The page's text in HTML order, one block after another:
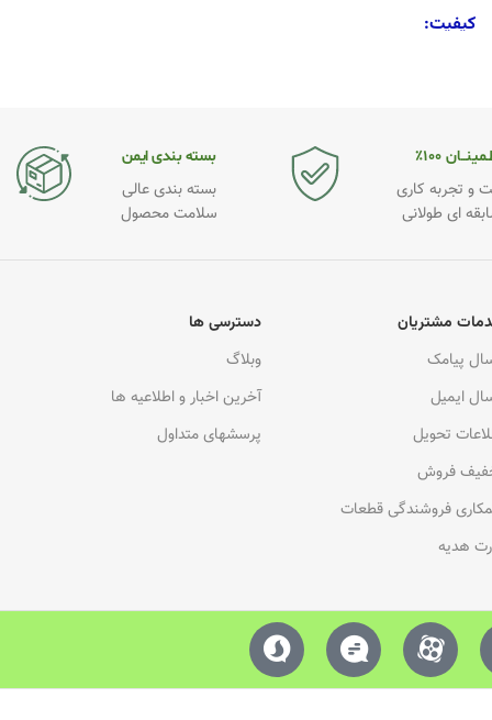
کیفیت
۱۰۰٪
و تجربه کاری
ای طولانی
بسته بندی ایمن
بسته بندی عالی
سلامت محصول
مشتریان
پیامک
ایمیل
تحویل
فروش
فروشندگی قطعات
هدیه
دسترسی ها
وبلاگ
آخرین اخبار و اطلاعیه ها
پرسشهای متداول